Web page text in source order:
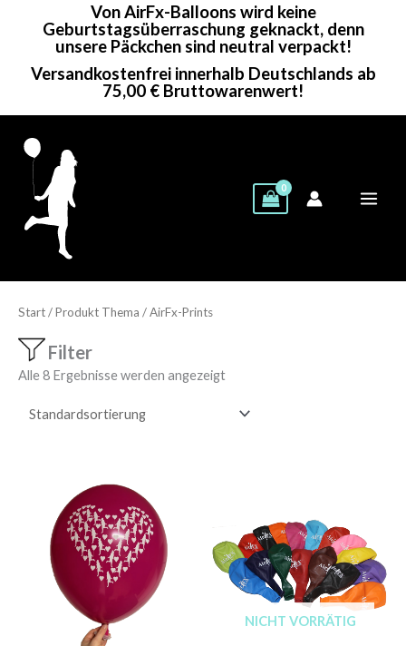
Von AirFx-Balloons wird keine
Geburtstagsüberraschung geknackt, denn
unsere Päckchen sind neutral verpackt!
Versandkostenfrei innerhalb Deutschlands ab
75,00 € Bruttowarenwert!
Start/ Produkt Thema / AirFx-Prints
Filter
Alle 8 Ergebnisse werden angezeigt
NICHT VORRÄTIG